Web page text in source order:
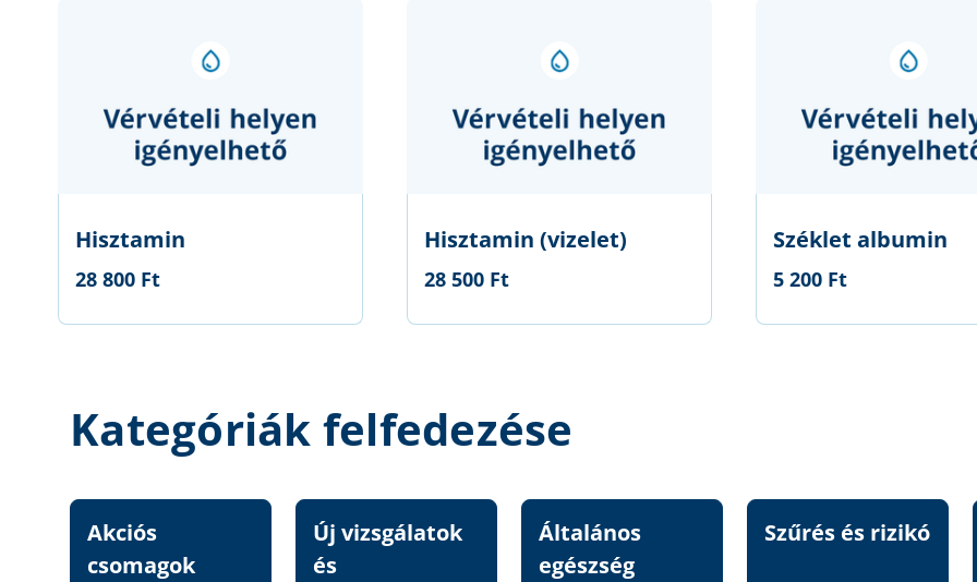
Hisztamin
28 800 Ft
Hisztamin (vizelet)
28 500 Ft
Széklet albumin
5 200 Ft
Kategóriák felfedezése
Akciós
csomagok
Új vizsgálatok
és
Általános
egészség
Szűrés és rizikó